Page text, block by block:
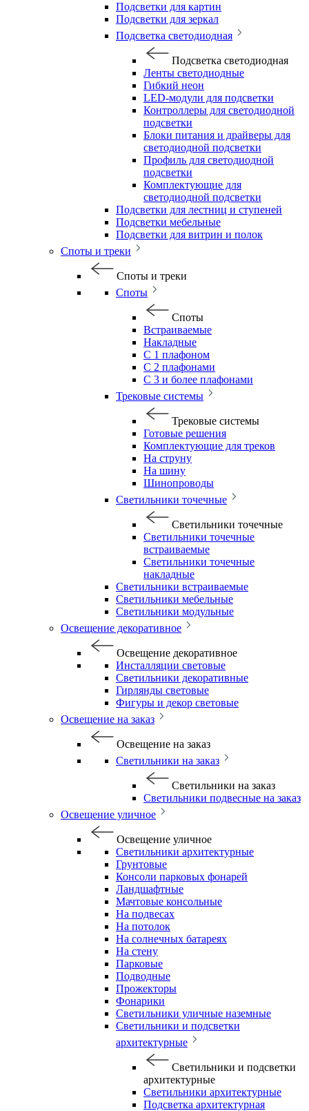
Подсветки для картин
Подсветки для зеркал
Подсветка светодиодная
Подсветка светодиодная
Ленты светодиодные
Гибкий неон
LED-модули для подсветки
Контроллеры для светодиодной
подсветки
Блоки питания и драйверы для
светодиодной подсветки
Профиль для светодиодной
подсветки
Комплектующие для
светодиодной подсветки
Подсветки для лестниц и ступеней
Подсветки мебельные
Подсветки для витрин и полок
Споты и треки
Споты и треки
Споты
Споты
Встраиваемые
Накладные
С 1 плафоном
С 2 плафонами
С 3 и более плафонами
Трековые системы
Трековые системы
Готовые решения
Комплектующие для треков
На струну
На шину
Шинопроводы
Светильники точечные
Светильники точечные
Светильники точечные
встраиваемые
Светильники точечные
накладные
Светильники встраиваемые
Светильники мебельные
Светильники модульные
Освещение декоративное
Освещение декоративное
Инсталляции световые
Светильники декоративные
Гирлянды световые
Фигуры и декор световые
Освещение на заказ
Освещение на заказ
Светильники на заказ
Светильники на заказ
Светильники подвесные на заказ
Освещение уличное
Освещение уличное
Светильники архитектурные
Грунтовые
Консоли парковых фонарей
Ландшафтные
Мачтовые консольные
На подвесах
На потолок
На солнечных батареях
На стену
Парковые
Подводные
Прожекторы
Фонарики
Светильники уличные наземные
Светильники и подсветки
архитектурные
Светильники и подсветки
архитектурные
Светильники архитектурные
Подсветка архитектурная